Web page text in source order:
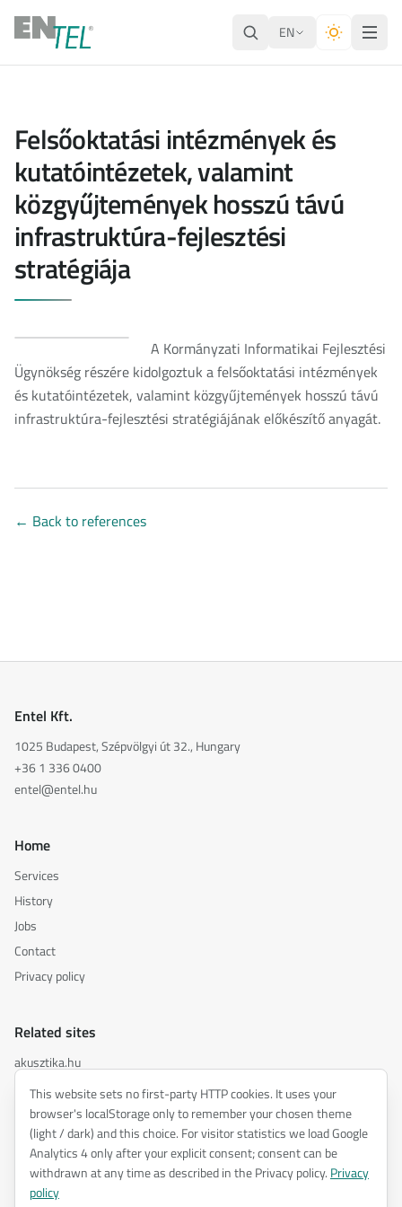
EN
Felsőoktatási intézmények és
kutatóintézetek, valamint
közgyűjtemények hosszú távú
infrastruktúra-fejlesztési
stratégiája
A Kormányzati Informatikai Fejlesztési
Ügynökség részére kidolgoztuk a felsőoktatási intézmények
és kutatóintézetek, valamint közgyűjtemények hosszú távú
infrastruktúra-fejlesztési stratégiájának előkészítő anyagát.
← Back to references
Entel Kft.
1025 Budapest, Szépvölgyi út 32., Hungary
+36 1 336 0400
entel@entel.hu
Home
Services
History
Jobs
Contact
Privacy policy
Related sites
akusztika.hu
inspiredacoustics.com
soundy.ai
irat.ai
This website sets no first-party HTTP cookies. It uses your
browser's localStorage only to remember your chosen theme
(light / dark) and this choice. For visitor statistics we load Google
Analytics 4 only after your explicit consent; consent can be
withdrawn at any time as described in the Privacy policy. Privacy
policy